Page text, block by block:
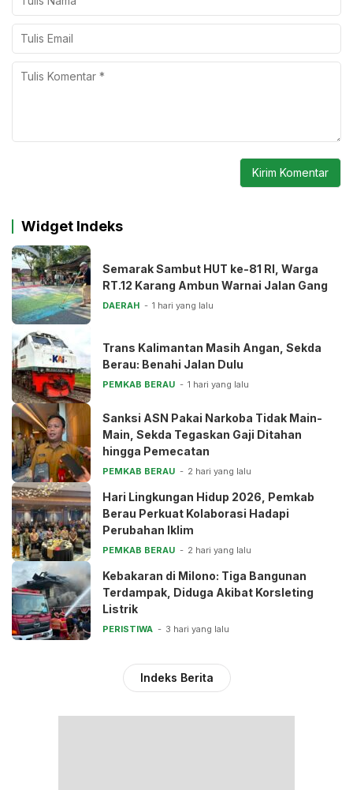
Widget Indeks
Semarak Sambut HUT ke-81 RI, Warga
RT.12 Karang Ambun Warnai Jalan Gang
DAERAH 1 hari yang lalu
Trans Kalimantan Masih Angan, Sekda
Berau: Benahi Jalan Dulu
PEMKAB BERAU 1 hari yang lalu
Sanksi ASN Pakai Narkoba Tidak Main-
Main, Sekda Tegaskan Gaji Ditahan
hingga Pemecatan
PEMKAB BERAU 2 hari yang lalu
Hari Lingkungan Hidup 2026, Pemkab
Berau Perkuat Kolaborasi Hadapi
Perubahan Iklim
PEMKAB BERAU 2 hari yang lalu
Kebakaran di Milono: Tiga Bangunan
Terdampak, Diduga Akibat Korsleting
Listrik
PERISTIWA 3 hari yang lalu
Indeks Berita